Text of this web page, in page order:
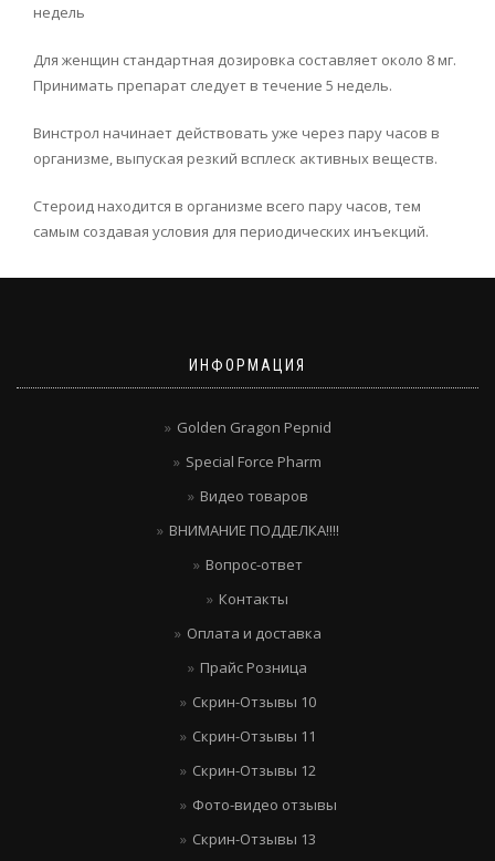
недель
Для женщин стандартная дозировка составляет около 8 мг.
Принимать препарат следует в течение 5 недель.
Винстрол начинает действовать уже через пару часов в
организме, выпуская резкий всплеск активных веществ.
Стероид находится в организме всего пару часов, тем
самым создавая условия для периодических инъекций.
ИНФОРМАЦИЯ
Golden Gragon Pepnid
Special Force Pharm
Видео товаров
ВНИМАНИЕ ПОДДЕЛКА!!!!
Вопрос-ответ
Контакты
Оплата и доставка
Прайс Розница
Скрин-Отзывы 10
Скрин-Отзывы 11
Скрин-Отзывы 12
Фото-видео отзывы
Скрин-Отзывы 13